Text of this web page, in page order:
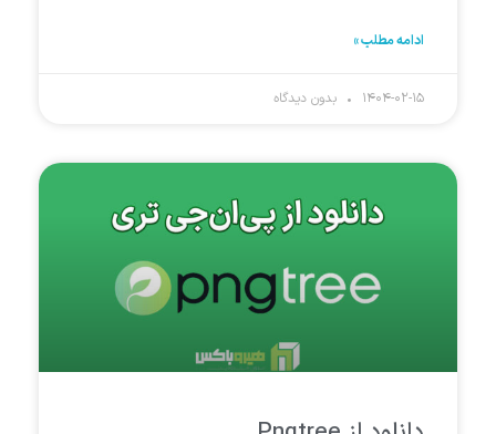
ادامه مطلب »
۱۴۰۴-۰۲-۱۵ بدون دیدگاه